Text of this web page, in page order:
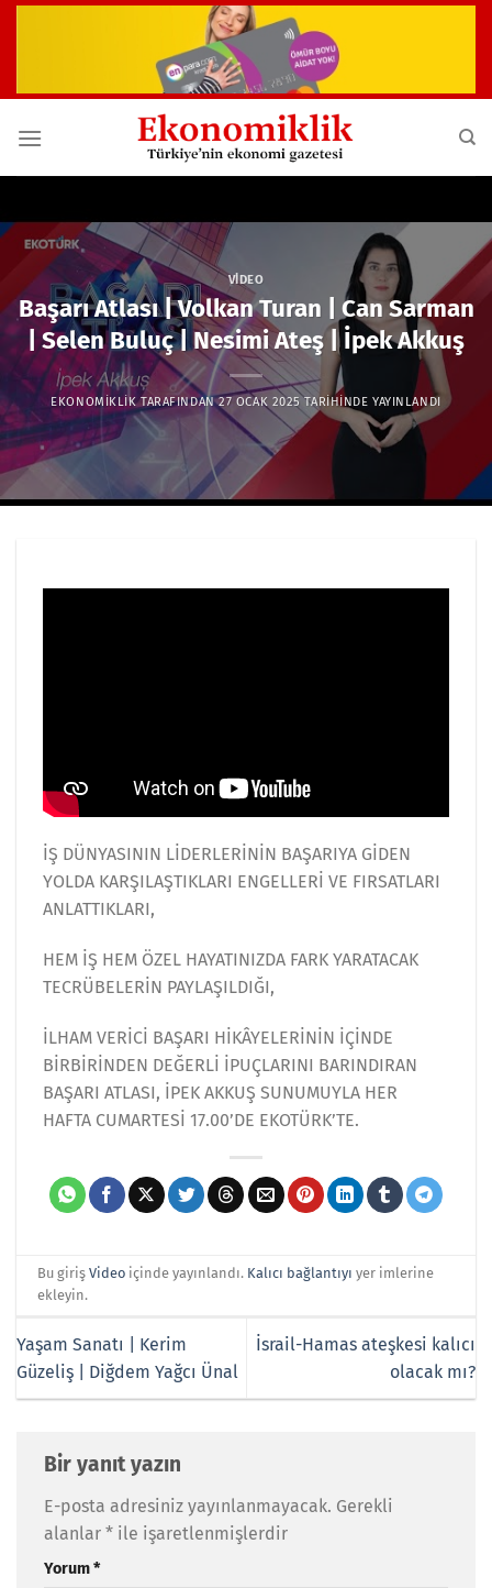
VIDEO
Başarı Atlası | Volkan Turan | Can Sarman
| Selen Buluç | Nesimi Ateş | İpek Akkuş
EKONOMIKLIKTARAFINDAN 27 OCAK 2025TARIHINDE YAYINLANDI
İŞ DÜNYASININ LİDERLERİNİN BAŞARIYA GİDEN
YOLDA KARŞILAŞTIKLARI ENGELLERİ VE FIRSATLARI
ANLATTIKLARI,
HEM İŞ HEM ÖZEL HAYATINIZDA FARK YARATACAK
TECRÜBELERİN PAYLAŞILDIĞI,
İLHAM VERİCİ BAŞARI HİKÂYELERİNİN İÇİNDE
BİRBİRİNDEN DEĞERLİ İPUÇLARINI BARINDIRAN
BAŞARI ATLASI, İPEK AKKUŞ SUNUMUYLA HER
HAFTA CUMARTESİ 17.00’DE EKOTÜRK’TE.
Bu girişVideo içinde yayınlandı. Kalıcı bağlantıyı yer imlerine
ekleyin.
Yaşam Sanatı | Kerim
Güzeliş | Diğdem Yağcı Ünal
İsrail-Hamas ateşkesi kalıcı
olacak mı?
Bir yanıt yazın
E-posta adresiniz yayınlanmayacak. Gerekli
alanlar * ile işaretlenmişlerdir
Yorum*